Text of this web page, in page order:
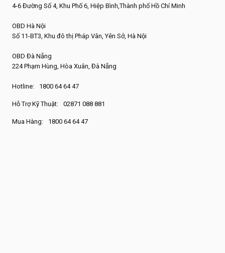
4-6 Đường Số 4, Khu Phố 6, Hiệp Bình,Thành phố Hồ Chí Minh
OBD Hà Nội
Số 11-BT3, Khu đô thị Pháp Vân, Yên Sở, Hà Nội
OBD Đà Nẵng
224 Phạm Hùng, Hòa Xuân, Đà Nẵng
Hotline: 1800 64 64 47
Hỗ Trợ Kỹ Thuật: 02871 088 881
Mua Hàng: 1800 64 64 47